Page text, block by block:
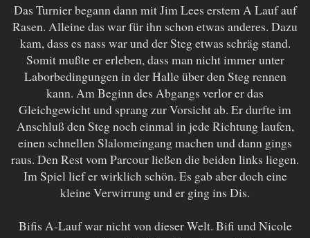
Das Turnier begann dann mit Jim Lees erstem A Lauf auf
Rasen. Alleine das war für ihn schon etwas anderes. Dazu
kam, dass es nass war und der Steg etwas schräg stand.
Somit mußte er erleben, dass man nicht immer unter
Laborbedingungen in der Halle über den Steg rennen
kann. Am Beginn des Abgangs verlor er das
Gleichgewicht und sprang zur Vorsicht ab. Er durfte im
Anschluß den Steg noch einmal in jede Richtung laufen,
einen schnellen Slalomeingang machen und dann gings
raus. Den Rest vom Parcour ließen die beiden links liegen.
Im Spiel lief er wirklich schön. Es gab aber doch eine
kleine Verwirrung und er ging ins Dis.
Bifis A-Lauf war nicht von dieser Welt. Bifi und Nicole